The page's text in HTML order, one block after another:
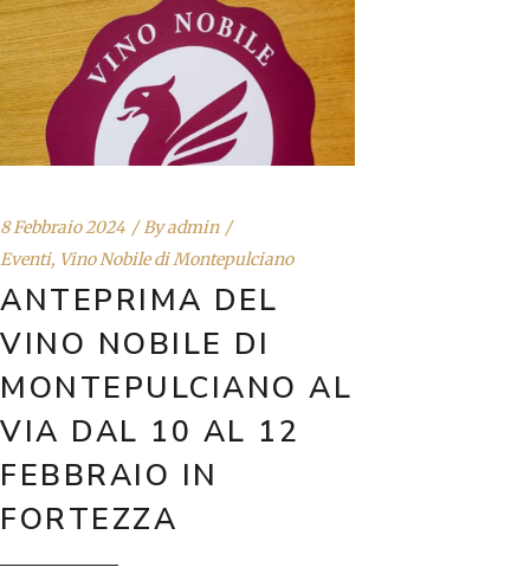
8 Febbraio 2024 Byadmin
Eventi, Vino Nobile di Montepulciano
ANTEPRIMA DEL
VINO NOBILE DI
MONTEPULCIANO AL
VIA DAL 10 AL 12
FEBBRAIO IN
FORTEZZA